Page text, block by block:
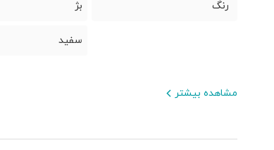
رنگ بژ
سفید
مشاهده بیشتر